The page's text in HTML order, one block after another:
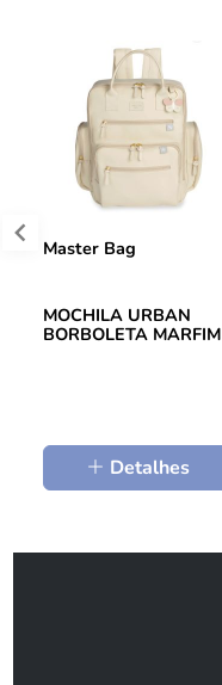
Master Bag
MOCHILA URBAN
BORBOLETA MARFIM
Detalhes